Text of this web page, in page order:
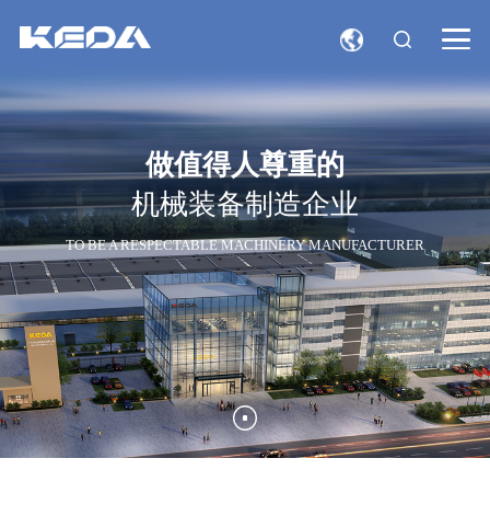
做值得人尊重的
机械装备制造企业
TO BE A RESPECTABLE MACHINERY MANUFACTURER